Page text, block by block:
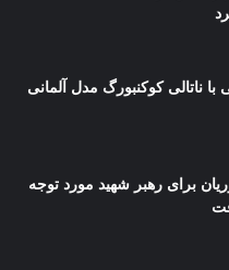
با ناتالی کوکنبورگ مدل آلمانی
برای رهبر شهید مورد توجه